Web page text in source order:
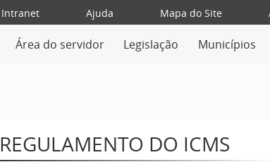
Intranet Ajuda Mapa do Site
Área do servidor Legislação Municípios
REGULAMENTO DO ICMS